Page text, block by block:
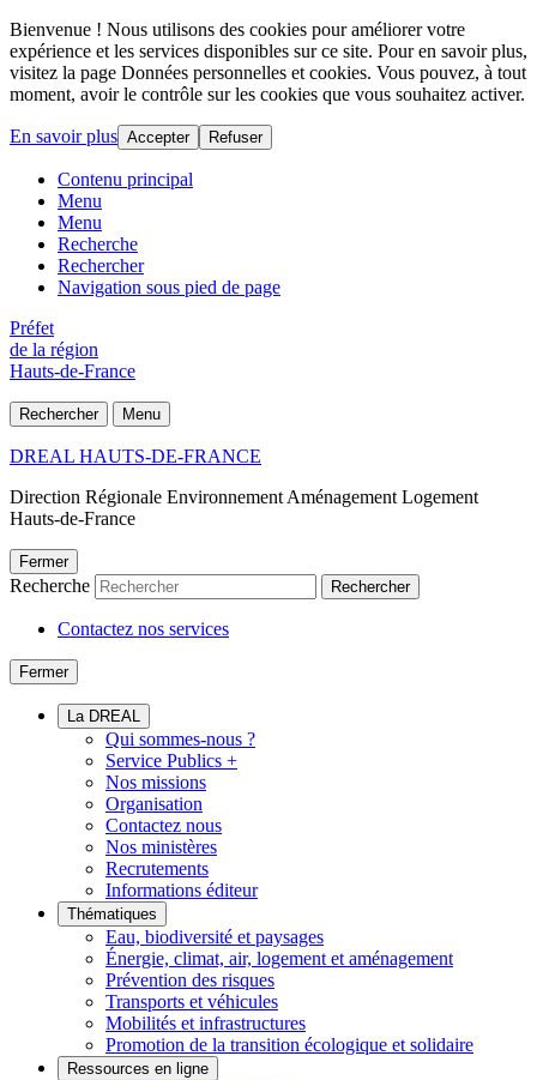
Bienvenue ! Nous utilisons des cookies pour améliorer votre
expérience et les services disponibles sur ce site. Pour en savoir plus,
visitez la page Données personnelles et cookies. Vous pouvez, à tout
moment, avoir le contrôle sur les cookies que vous souhaitez activer.
En savoir plus Accepter Refuser
Contenu principal
Menu
Menu
Recherche
Rechercher
Navigation sous pied de page
Préfet
de la région
Hauts-de-France
Rechercher Menu
DREAL HAUTS-DE-FRANCE
Direction Régionale Environnement Aménagement Logement
Hauts-de-France
Fermer
Recherche Rechercher
Contactez nos services
Fermer
La DREAL
Qui sommes-nous ?
Service Publics +
Nos missions
Organisation
Contactez nous
Nos ministères
Recrutements
Informations éditeur
Thématiques
Eau, biodiversité et paysages
Énergie, climat, air, logement et aménagement
Prévention des risques
Transports et véhicules
Mobilités et infrastructures
Promotion de la transition écologique et solidaire
Ressources en ligne